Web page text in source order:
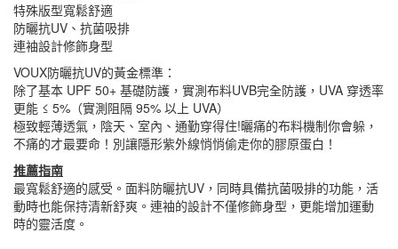
特殊版型寬鬆舒適
防曬抗UV、抗菌吸排
連袖設計修飾身型
VOUX防曬抗UV的黃金標準：
除了基本 UPF 50+ 基礎防護，實測布料UVB完全防護，UVA 穿透率
更能 ≤ 5%（實測阻隔 95% 以上 UVA）
極致輕薄透氣，陰天、室內、通勤穿得住!曬痛的布料機制你會躲，
不痛的才最要命！別讓隱形紫外線悄悄偷走你的膠原蛋白！
推薦指南
最寬鬆舒適的感受。面料防曬抗UV，同時具備抗菌吸排的功能，活
動時也能保持清新舒爽。連袖的設計不僅修飾身型，更能增加運動
時的靈活度。